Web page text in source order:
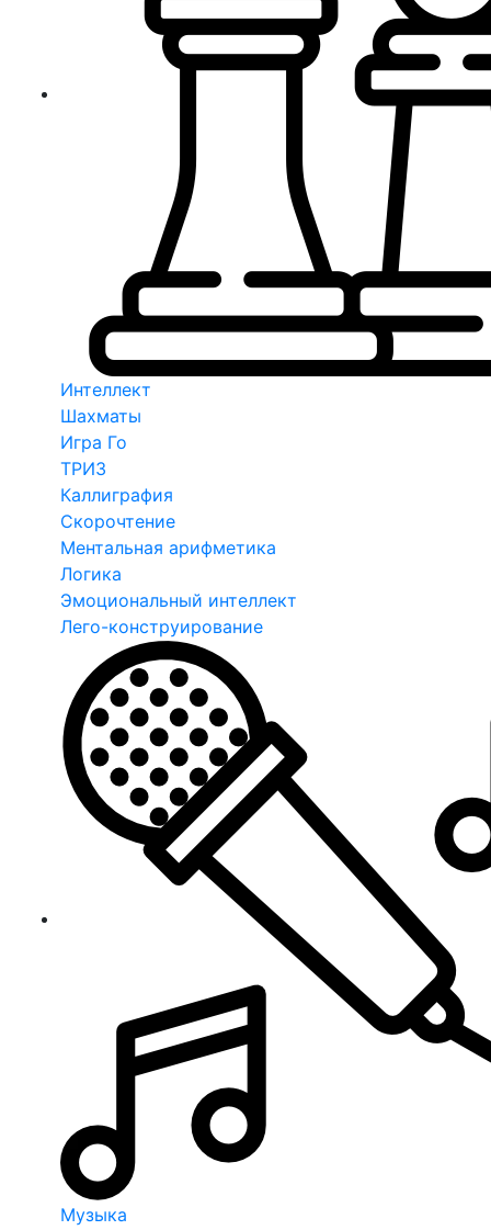
Интеллект
Шахматы
Игра Го
ТРИЗ
Каллиграфия
Скорочтение
Ментальная арифметика
Логика
Эмоциональный интеллект
Лего-конструирование
Музыка